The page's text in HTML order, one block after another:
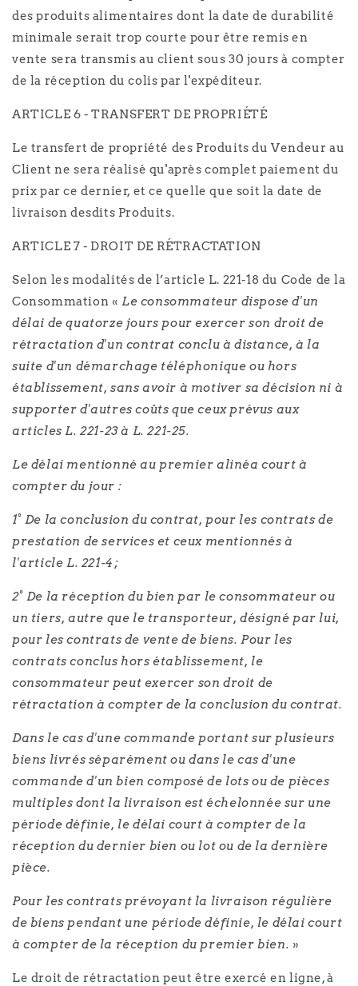
des produits alimentaires dont la date de durabilité
minimale serait trop courte pour être remis en
vente sera transmis au client sous 30 jours à compter
de la réception du colis par l'expéditeur.
ARTICLE 6 - TRANSFERT DE PROPRIÉTÉ
Le transfert de propriété des Produits du Vendeur au
Client ne sera réalisé qu'après complet paiement du
prix par ce dernier, et ce quelle que soit la date de
livraison desdits Produits.
ARTICLE 7 - DROIT DE RÉTRACTATION
Selon les modalités de l’article L. 221-18 du Code de la
Consommation « Le consommateur dispose d'un
délai de quatorze jours pour exercer son droit de
rétractation d'un contrat conclu à distance, à la
suite d'un démarchage téléphonique ou hors
établissement, sans avoir à motiver sa décision ni à
supporter d'autres coûts que ceux prévus aux
articles L. 221-23 à L. 221-25.
Le délai mentionné au premier alinéa court à
compter du jour :
1° De la conclusion du contrat, pour les contrats de
prestation de services et ceux mentionnés à
l'article L. 221-4 ;
2° De la réception du bien par le consommateur ou
un tiers, autre que le transporteur, désigné par lui,
pour les contrats de vente de biens. Pour les
contrats conclus hors établissement, le
consommateur peut exercer son droit de
rétractation à compter de la conclusion du contrat.
Dans le cas d'une commande portant sur plusieurs
biens livrés séparément ou dans le cas d'une
commande d'un bien composé de lots ou de pièces
multiples dont la livraison est échelonnée sur une
période définie, le délai court à compter de la
réception du dernier bien ou lot ou de la dernière
pièce.
Pour les contrats prévoyant la livraison régulière
de biens pendant une période définie, le délai court
à compter de la réception du premier bien. »
Le droit de rétractation peut être exercé en ligne, à